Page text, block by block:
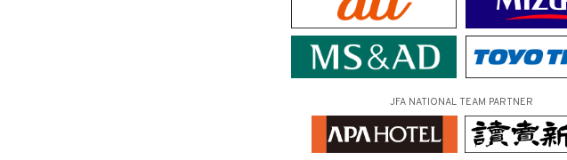
JFA NATIONAL TEAM PARTNER